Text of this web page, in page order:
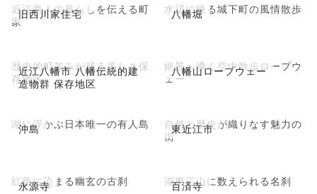
旧西川家住宅
近江商人の暮らしを伝える町
家
八幡堀
水辺に映る城下町の風情散歩
近江八幡市 八幡伝統的建
造物群 保存地区
歴史的町並みが残る美しき保
存地区
八幡山ロープウェー
絶景へ導く空中散歩ロープウ
ェー
沖島
湖に浮かぶ日本唯一の有人島 東近江市
自然と歴史が織りなす魅力の
街
永源寺
紅葉に染まる幽玄の古刹 百済寺
湖東三山に数えられる名刹